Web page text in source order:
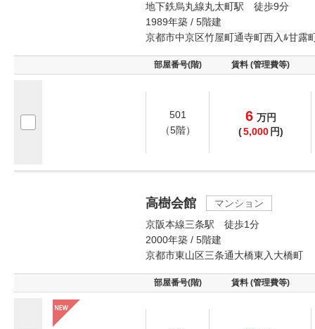
地下鉄烏丸線丸太町駅 徒歩9分
1989年築 / 5階建
京都市中京区竹屋町通寺町西入ﾙ甘露
部屋番号(階) 賃料 (管理費等)
501
（5階）
6 万円
(5,000 円)
高樹会館
マンション
京阪本線三条駅 徒歩1分
2000年築 / 5階建
京都市東山区三条通大橋東入大橋町
部屋番号(階) 賃料 (管理費等)